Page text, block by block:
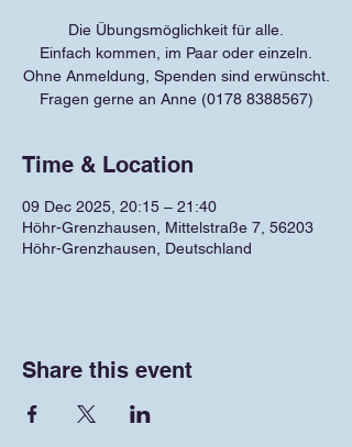
Die Übungsmöglichkeit für alle.
Einfach kommen, im Paar oder einzeln.
Ohne Anmeldung, Spenden sind erwünscht.
Fragen gerne an Anne (0178 8388567)
Time & Location
09 Dec 2025, 20:15 – 21:40
Höhr-Grenzhausen, Mittelstraße 7, 56203
Höhr-Grenzhausen, Deutschland
Share this event